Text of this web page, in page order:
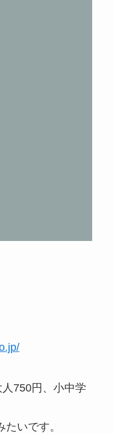
750円、小中学
いです。